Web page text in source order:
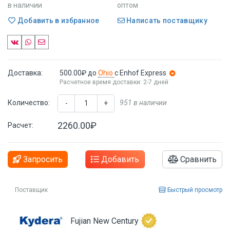
в наличии
оптом
Добавить в избранное
Написать поставщику
Доставка: 500.00₽ до Ohio с Enhof Express
Расчетное время доставки: 2-7 дней
Количество: - + 951 в наличии
Расчет: 2260.00₽
Запросить Добавить Сравнить
Поставщик Быстрый просмотр
Fujian New Century